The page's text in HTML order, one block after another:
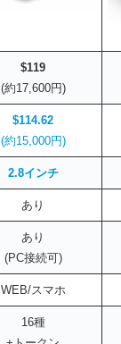
$119
(約17,600円)
$114.62
(約15,000円)
2.8インチ
あり
あり
(PC接続可)
WEB/スマホ
16種